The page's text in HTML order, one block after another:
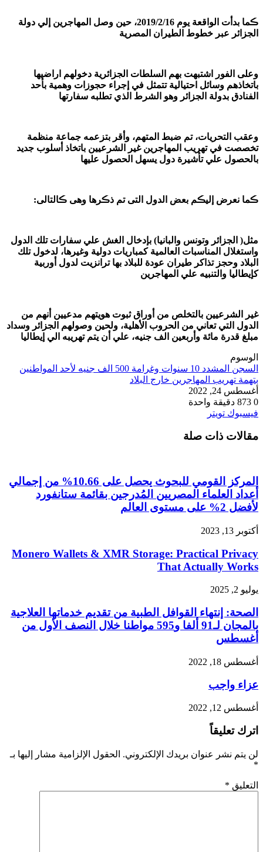
ڪما بدأت الواقعة يوم 2019/2/16، حين وصل المهاجرين إلي دولة
الجزائر عبر خطوط الطيران المصرية
وعلى الفور اشتبهت بهم السلطات الجزائرية دخولهم اراضيها
باتخاذهم وسائل احتيالية تتمثل في إجراء حجوزات وهمية بأحد
الفنادق بدولة الجزائر وهو الشرط الذي تطلبه سفارتها
وعقب التحريات، تم ضبط المتهم، وأقر بتزعمه جماعة منظمة
تخصصت في تهريب المهاجرين غير الشرعيين باتخاذ أسلوب جديد
بالحصول علي تأشيرة دول يسهل الحصول عليها
ڪما نعرض إليڪم بعض الدول التى تم ذڪرها وهى ڪالتالى:
مثل( الجزائر وتونس والبانيا) بإدخال الغش علي سفارات تلك الدول
واستغلال المناسبات العالمية كمباريات دولية وغيرها، لدخول تلك
البلاد وحجز تذاكر طيران عودة للبلاد بها ترانزيت لدول أوربية
كإيطاليا والتنبيه علي المهاجرين
غير الشرعيين بالتخلص من أوراق ثبوت هويتهم مدعيين أنهم من
الدول التي تعاني من الحروب الأهلية، ولحين وصولهم الجزائر وسداد
مبلغ قدرة مائة وأربعين الف جنيه، علي أن يتم تهريبه الي إيطاليا
الوسوم
السجن المشدد 10 سنوات وغرامة 500 الف جنيه لأحد المواطنين
بتهمة تهريب المهاجرين خارج البلاد
أغسطس 24, 2022
0
دقيقة واحدة
فيسبوك تويتر
البريد
مقالات ذات صلة
المركز القومي للبحوث يحصل على 10.66% من إجمالي
أعداد العلماء المصريين المُدرجين بقائمة ستانفورد
لأفضل 2% على مستوى العالم
أكتوبر 13, 2023
Monero Wallets & XMR Storage: Practical Privacy
That Actually Works
يوليو 2, 2025
الصحة: إنتهاء القوافل الطبية من تقديم خدماتها العلاجية
بالمجان لـ91 ألفا و595 مواطنا خلال النصف الأول من
أغسطس
أغسطس 18, 2022
عزاء واجب
أغسطس 12, 2022
اترك تعليقاً
لن يتم نشر عنوان بريدك الإلكتروني. الحقول الإلزامية مشار إليها بـ
*
التعليق *